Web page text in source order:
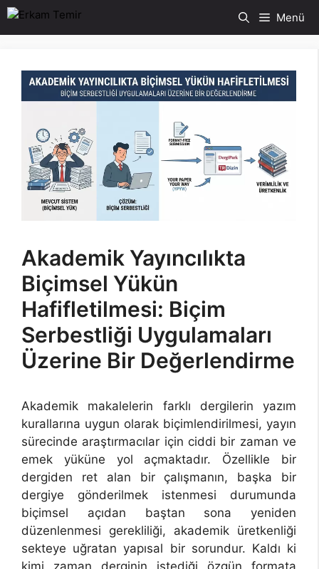
İçeriğe
Menü
Akademik Yayıncılıkta
Biçimsel Yükün
Hafifletilmesi: Biçim
Serbestliği Uygulamaları
Üzerine Bir Değerlendirme
Akademik makalelerin farklı dergilerin yazım
kurallarına uygun olarak biçimlendirilmesi, yayın
sürecinde araştırmacılar için ciddi bir zaman ve
emek yüküne yol açmaktadır. Özellikle bir
dergiden ret alan bir çalışmanın, başka bir
dergiye gönderilmek istenmesi durumunda
biçimsel açıdan baştan sona yeniden
düzenlenmesi gerekliliği, akademik üretkenliği
sekteye uğratan yapısal bir sorundur. Kaldı ki
kimi zaman derginin istediği özgün formata